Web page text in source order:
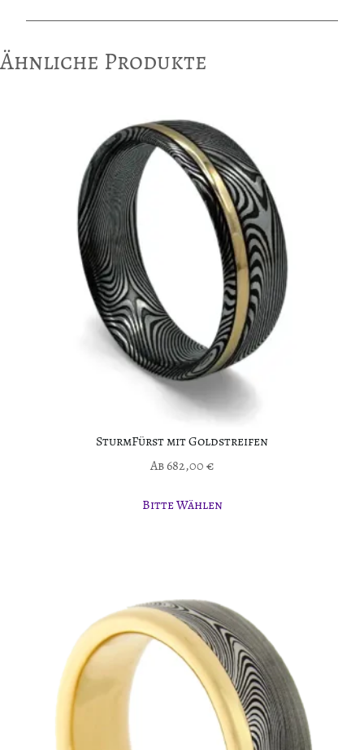
Ähnliche Produkte
SturmFürst mit Goldstreifen
Ab682,00€
Bitte Wählen